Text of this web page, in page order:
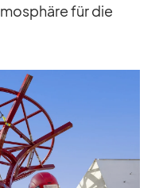
für die